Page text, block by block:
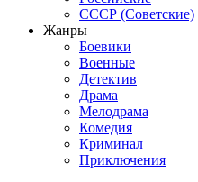
СССР (Советские)
Жанры
Боевики
Военные
Детектив
Драма
Мелодрама
Комедия
Криминал
Приключения